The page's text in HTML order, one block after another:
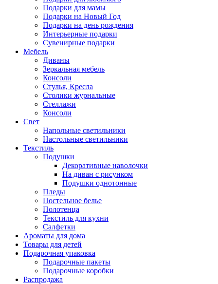
Подарки для мамы
Подарки на Новый Год
Подарки на день рождения
Интерьерные подарки
Сувенирные подарки
Мебель
Диваны
Зеркальная мебель
Консоли
Стулья, Кресла
Столики журнальные
Стеллажи
Консоли
Свет
Напольные светильники
Настольные светильники
Текстиль
Подушки
Декоративные наволочки
На диван с рисунком
Подушки однотонные
Пледы
Постельное белье
Полотенца
Текстиль для кухни
Салфетки
Ароматы для дома
Товары для детей
Подарочная упаковка
Подарочные пакеты
Подарочные коробки
Распродажа